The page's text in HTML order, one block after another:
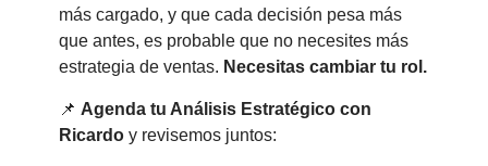
más cargado, y que cada decisión pesa más
que antes, es probable que no necesites más
estrategia de ventas. Necesitas cambiar tu rol.
📌 Agenda tu Análisis Estratégico con
Ricardo y revisemos juntos: